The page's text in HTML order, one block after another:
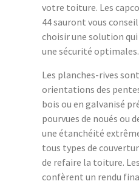
votre toiture. Les
44 sauront vous
choisir une solution
une sécurité optimales.
Les planches-rives
orientations des
bois ou en galvanisé
pourvues de noués ou
une étanchéité
tous types de
de refaire la toiture.
confèrent un rendu